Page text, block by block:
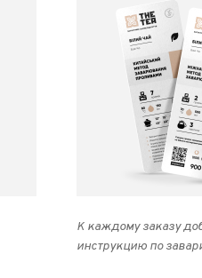
К каждому заказу
инструкцию по